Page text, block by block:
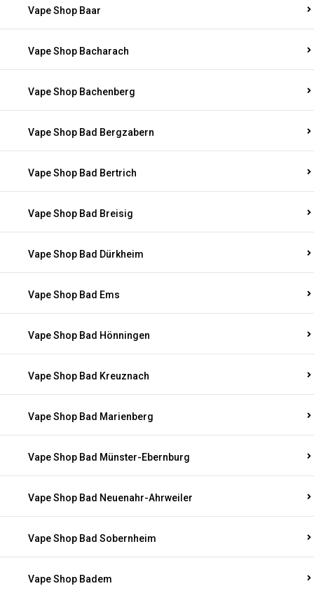
Vape Shop Baar
Vape Shop Bacharach
Vape Shop Bachenberg
Vape Shop Bad Bergzabern
Vape Shop Bad Bertrich
Vape Shop Bad Breisig
Vape Shop Bad Dürkheim
Vape Shop Bad Ems
Vape Shop Bad Hönningen
Vape Shop Bad Kreuznach
Vape Shop Bad Marienberg
Vape Shop Bad Münster-Ebernburg
Vape Shop Bad Neuenahr-Ahrweiler
Vape Shop Bad Sobernheim
Vape Shop Badem